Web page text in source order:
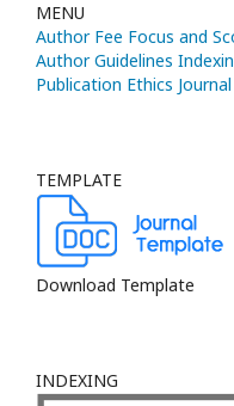
MENU
Author Fee Focus and
Author Guidelines
Publication Ethics
TEMPLATE
Download Template
INDEXING